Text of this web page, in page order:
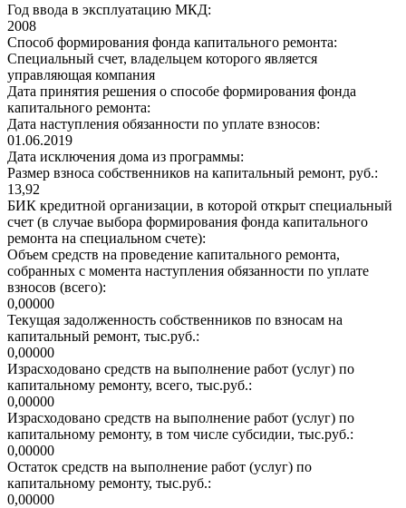
Год ввода в эксплуатацию МКД:
2008
Способ формирования фонда капитального ремонта:
Специальный счет, владельцем которого является
управляющая компания
Дата принятия решения о способе формирования фонда
капитального ремонта:
Дата наступления обязанности по уплате взносов:
01.06.2019
Дата исключения дома из программы:
Размер взноса собственников на капитальный ремонт, руб.:
13,92
БИК кредитной организации, в которой открыт специальный
счет (в случае выбора формирования фонда капитального
ремонта на специальном счете):
Объем средств на проведение капитального ремонта,
собранных с момента наступления обязанности по уплате
взносов (всего):
0,00000
Текущая задолженность собственников по взносам на
капитальный ремонт, тыс.руб.:
0,00000
Израсходовано средств на выполнение работ (услуг) по
капитальному ремонту, всего, тыс.руб.:
0,00000
Израсходовано средств на выполнение работ (услуг) по
капитальному ремонту, в том числе субсидии, тыс.руб.:
0,00000
Остаток средств на выполнение работ (услуг) по
капитальному ремонту, тыс.руб.:
0,00000